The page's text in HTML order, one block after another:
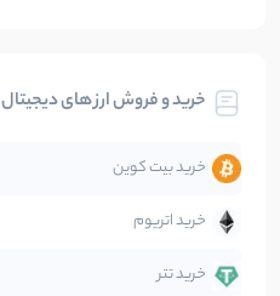
تحلیل
جهان
دیفای
خرید و فروش ارز های دیجیتال
خرید بیت کوین
خرید اتریوم
خرید تتر